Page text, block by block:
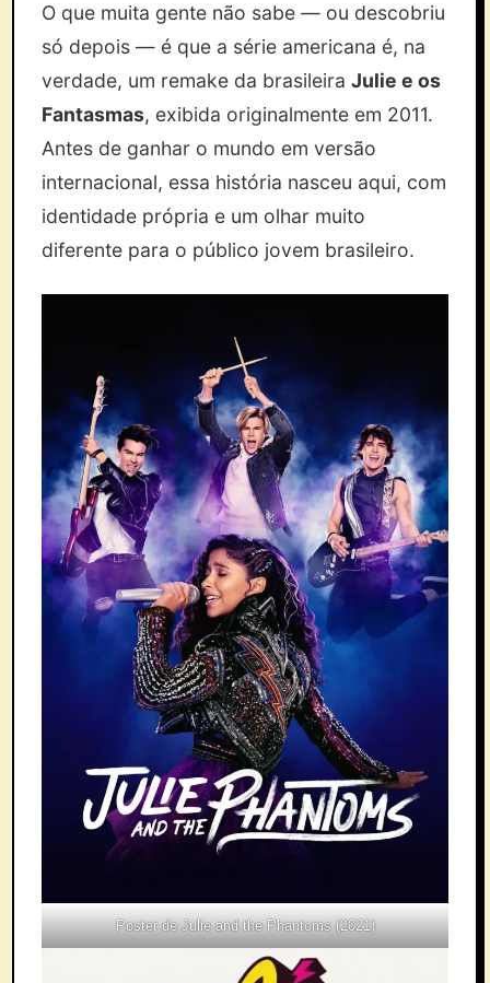
O que muita gente não sabe — ou descobriu
só depois — é que a série americana é, na
verdade, um remake da brasileiraJulie e os
Fantasmas, exibida originalmente em 2011.
Antes de ganhar o mundo em versão
internacional, essa história nasceu aqui, com
identidade própria e um olhar muito
diferente para o público jovem brasileiro.
Poster de Julie and the Phantoms (2021)